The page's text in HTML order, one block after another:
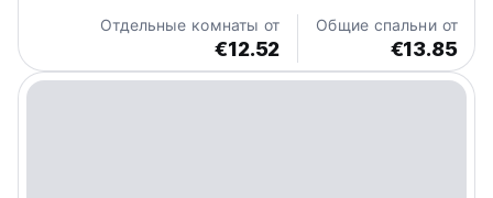
Отдельные комнаты от
€12.52
Общие спальни от
€13.85